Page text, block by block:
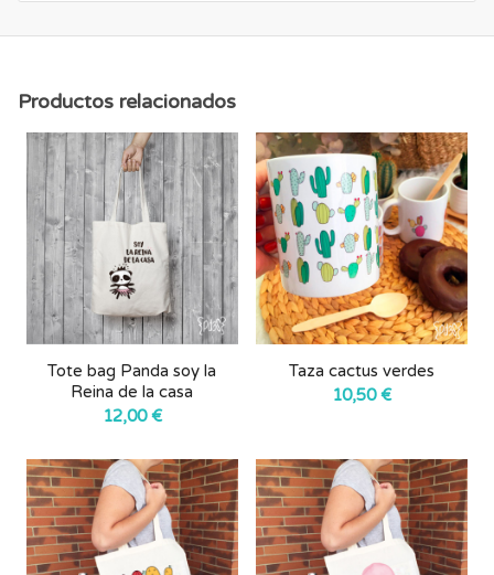
Productos relacionados
Tote bag Panda soy la
Reina de la casa
12,00€
Taza cactus verdes
10,50€